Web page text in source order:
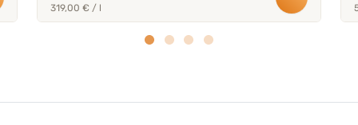
319,00 € / l